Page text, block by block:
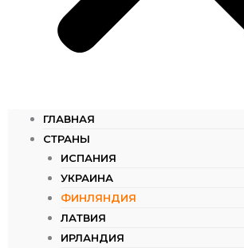
ГЛАВНАЯ
СТРАНЫ
ИСПАНИЯ
УКРАИНА
ФИНЛЯНДИЯ
ЛАТВИЯ
ИРЛАНДИЯ